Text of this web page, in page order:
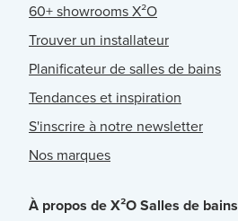
60+ showrooms X²O
Trouver un installateur
Planificateur de salles de bains
Tendances et inspiration
S'inscrire à notre newsletter
Nos marques
À propos de X²O Salles de bains